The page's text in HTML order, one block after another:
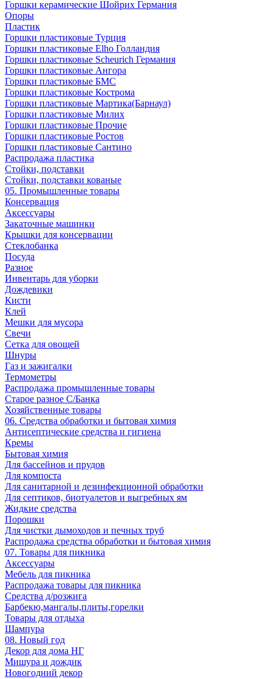
Горшки керамические Шойрих Германия
Опоры
Пластик
Горшки пластиковые Турция
Горшки пластиковые Elho Голландия
Горшки пластиковые Scheuriсh Германия
Горшки пластиковые Ангора
Горшки пластиковые БМС
Горшки пластиковые Кострома
Горшки пластиковые Мартика(Барнаул)
Горшки пластиковые Милих
Горшки пластиковые Прочие
Горшки пластиковые Ростов
Горшки пластиковые Сантино
Распродажа пластика
Стойки, подставки
Стойки, подставки кованые
05. Промышленные товары
Консервация
Аксессуары
Закаточные машинки
Крышки для консервации
Стеклобанка
Посуда
Разное
Инвентарь для уборки
Дождевики
Кисти
Клей
Мешки для мусора
Свечи
Сетка для овощей
Шнуры
Газ и зажигалки
Термометры
Распродажа промышленные товары
Старое разное С/Банка
Хозяйственные товары
06. Средства обработки и бытовая химия
Антисептические средства и гигиена
Кремы
Бытовая химия
Для бассейнов и прудов
Для компоста
Для санитарной и дезинфекционной обработки
Для септиков, биотуалетов и выгребных ям
Жидкие средства
Порошки
Для чистки дымоходов и печных труб
Распродажа средства обработки и бытовая химия
07. Товары для пикника
Аксессуары
Мебель для пикника
Распродажа товары для пикника
Средства д/розжига
Барбекю,мангалы,плиты,горелки
Товары для отдыха
Шампура
08. Новый год
Декор для дома НГ
Мишура и дождик
Новогодний декор